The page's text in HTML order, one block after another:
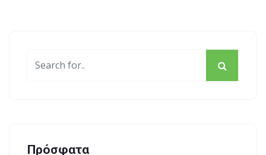
Πρόσφατα